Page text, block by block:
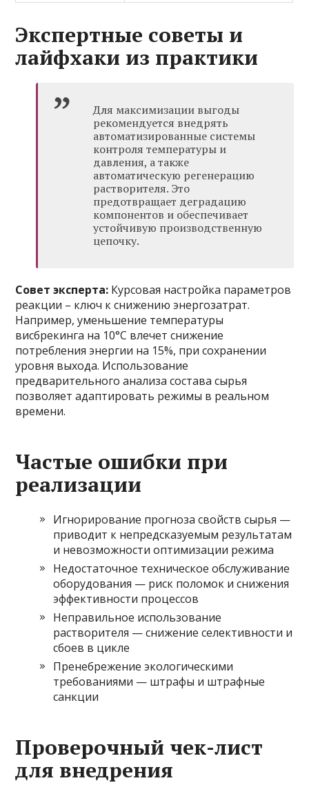
Экспертные советы и
лайфхаки из практики
Для максимизации выгоды
рекомендуется внедрять
автоматизированные системы
контроля температуры и
давления, а также
автоматическую регенерацию
растворителя. Это
предотвращает деградацию
компонентов и обеспечивает
устойчивую производственную
цепочку.
Совет эксперта: Курсовая настройка параметров
реакции – ключ к снижению энергозатрат.
Например, уменьшение температуры
висбрекинга на 10°C влечет снижение
потребления энергии на 15%, при сохранении
уровня выхода. Использование
предварительного анализа состава сырья
позволяет адаптировать режимы в реальном
времени.
Частые ошибки при
реализации
Игнорирование прогноза свойств сырья —
приводит к непредсказуемым результатам
и невозможности оптимизации режима
Недостаточное техническое обслуживание
оборудования — риск поломок и снижения
эффективности процессов
Неправильное использование
растворителя — снижение селективности и
сбоев в цикле
Пренебрежение экологическими
требованиями — штрафы и штрафные
санкции
Проверочный чек-лист
для внедрения